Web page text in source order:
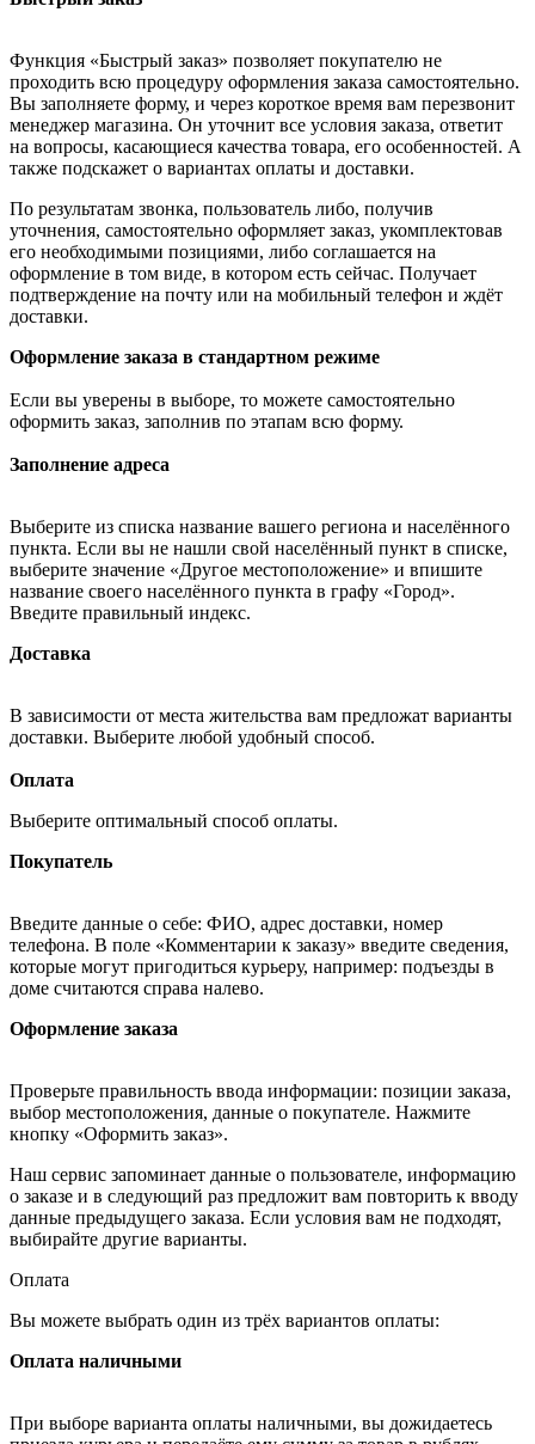
Функция «Быстрый заказ» позволяет покупателю не
проходить всю процедуру оформления заказа самостоятельно.
Вы заполняете форму, и через короткое время вам перезвонит
менеджер магазина. Он уточнит все условия заказа, ответит
на вопросы, касающиеся качества товара, его особенностей. А
также подскажет о вариантах оплаты и доставки.
По результатам звонка, пользователь либо, получив
уточнения, самостоятельно оформляет заказ, укомплектовав
его необходимыми позициями, либо соглашается на
оформление в том виде, в котором есть сейчас. Получает
подтверждение на почту или на мобильный телефон и ждёт
доставки.
Оформление заказа в стандартном режиме
Если вы уверены в выборе, то можете самостоятельно
оформить заказ, заполнив по этапам всю форму.
Заполнение адреса
Выберите из списка название вашего региона и населённого
пункта. Если вы не нашли свой населённый пункт в списке,
выберите значение «Другое местоположение» и впишите
название своего населённого пункта в графу «Город».
Введите правильный индекс.
Доставка
В зависимости от места жительства вам предложат варианты
доставки. Выберите любой удобный способ.
Оплата
Выберите оптимальный способ оплаты.
Покупатель
Введите данные о себе: ФИО, адрес доставки, номер
телефона. В поле «Комментарии к заказу» введите сведения,
которые могут пригодиться курьеру, например: подъезды в
доме считаются справа налево.
Оформление заказа
Проверьте правильность ввода информации: позиции заказа,
выбор местоположения, данные о покупателе. Нажмите
кнопку «Оформить заказ».
Наш сервис запоминает данные о пользователе, информацию
о заказе и в следующий раз предложит вам повторить к вводу
данные предыдущего заказа. Если условия вам не подходят,
выбирайте другие варианты.
Оплата
Вы можете выбрать один из трёх вариантов оплаты:
Оплата наличными
При выборе варианта оплаты наличными, вы дожидаетесь